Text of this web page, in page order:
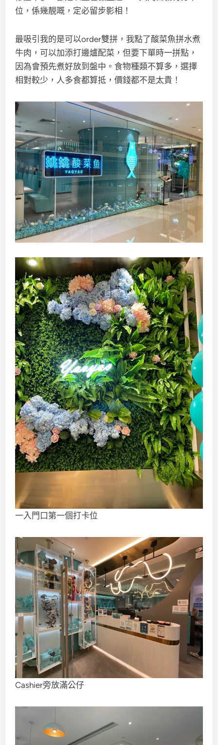
位，係幾靚嘅，定必留步影相！
最吸引我的是可以order雙拼，我點了酸菜魚拼水煮
牛肉，可以加添打邊爐配菜，但要下單時一拼點，
因為會預先煮好放到盤中。食物種類不算多，選擇
相對較少，人多食都算抵，價錢都不是太貴！
一入門口第一個打卡位
Cashier旁放滿公仔